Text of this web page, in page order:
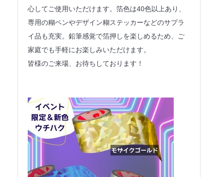
心してご使用いただけます。箔色は40色以上あり、
専用の糊ペンやデザイン糊ステッカーなどのサプラ
イ品も充実。鉛筆感覚で箔押しを楽しめるため、ご
家庭でも手軽にお楽しみいただけます。
皆様のご来場、お待ちしております！